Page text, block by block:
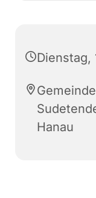
Dienstag,
Hanau